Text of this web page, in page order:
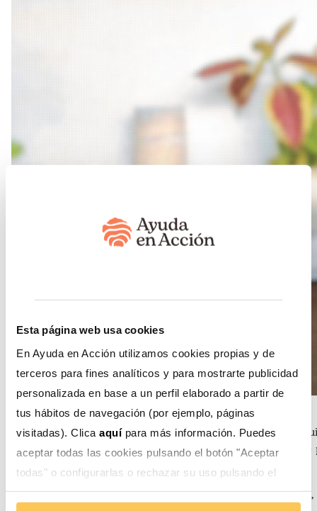
Esta página web usa cookies
En Ayuda en Acción utilizamos cookies propias y de
terceros para fines analíticos y para mostrarte publicidad
personalizada en base a un perfil elaborado a partir de
tus hábitos de navegación (por ejemplo, páginas
visitadas). Clica aquí para más información. Puedes
aceptar todas las cookies pulsando el botón "Aceptar
todas" o configurarlas o rechazar su uso pulsando el
botón "Configurar".
Esta primera fase es el comienzo de una alianza que
Morona Santiago, contribuyendo así a la construcción
Con este antecedente, el pasado martes 25 de